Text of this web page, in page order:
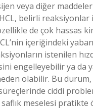
veya diğer
belirli reaksiyonlar
de çok hassas
içeriğindeki
istenilen
engelleyebilir ya da
olabilir. Bu
ciddi
saflık meselesi